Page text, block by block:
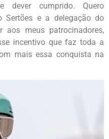
dever cumprido. Quero
Sertões e a delegação do
aos meus patrocinadores,
incentivo que faz toda a
mais essa conquista na